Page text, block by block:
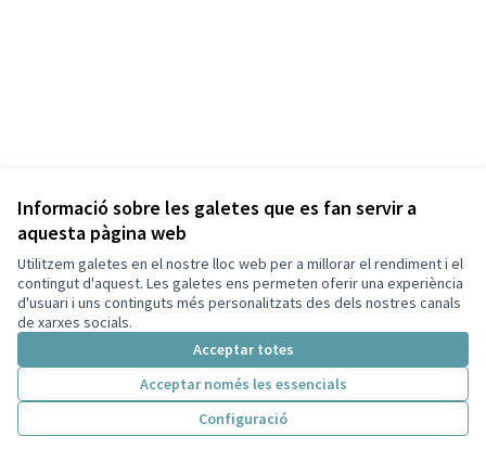
Informació sobre les galetes que es fan servir a
aquesta pàgina web
Utilitzem galetes en el nostre lloc web per a millorar el rendiment i el
contingut d'aquest. Les galetes ens permeten oferir una experiència
d'usuari i uns continguts més personalitzats des dels nostres canals
de xarxes socials.
Acceptar totes
Acceptar només les essencials
Configuració
Termes i condicions d'ús
Configuració de les galetes
Capellades a X
(Enllaç extern)
Capellades a Facebook
(Enllaç extern)
Triar la llenguaElegir el idioma
Web creada ambprogramari lliure .
Amb
(Enllaç